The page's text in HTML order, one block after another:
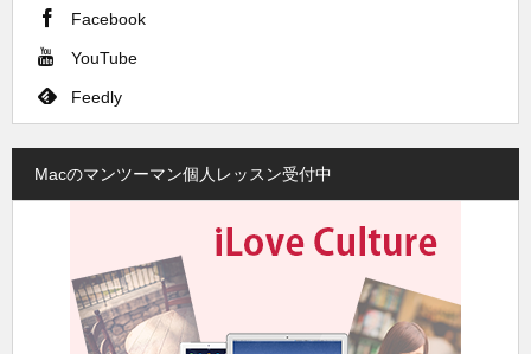
Facebook
YouTube
Feedly
Macのマンツーマン個人レッスン受付中